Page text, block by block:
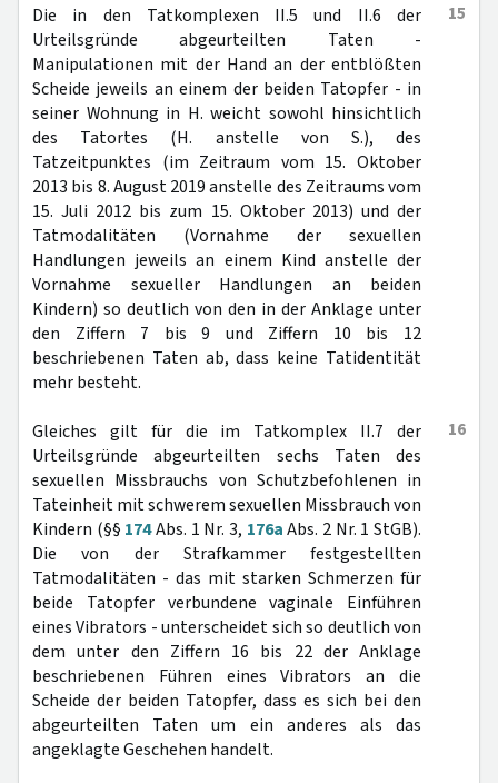
15
Die in den Tatkomplexen II.5 und II.6 der
Urteilsgründe abgeurteilten Taten -
Manipulationen mit der Hand an der entblößten
Scheide jeweils an einem der beiden Tatopfer - in
seiner Wohnung in H. weicht sowohl hinsichtlich
des Tatortes (H. anstelle von S.), des
Tatzeitpunktes (im Zeitraum vom 15. Oktober
2013 bis 8. August 2019 anstelle des Zeitraums vom
15. Juli 2012 bis zum 15. Oktober 2013) und der
Tatmodalitäten (Vornahme der sexuellen
Handlungen jeweils an einem Kind anstelle der
Vornahme sexueller Handlungen an beiden
Kindern) so deutlich von den in der Anklage unter
den Ziffern 7 bis 9 und Ziffern 10 bis 12
beschriebenen Taten ab, dass keine Tatidentität
mehr besteht.
16
Gleiches gilt für die im Tatkomplex II.7 der
Urteilsgründe abgeurteilten sechs Taten des
sexuellen Missbrauchs von Schutzbefohlenen in
Tateinheit mit schwerem sexuellen Missbrauch von
Kindern (§§ 174Abs. 1 Nr. 3, 176aAbs. 2 Nr. 1 StGB).
Die von der Strafkammer festgestellten
Tatmodalitäten - das mit starken Schmerzen für
beide Tatopfer verbundene vaginale Einführen
eines Vibrators - unterscheidet sich so deutlich von
dem unter den Ziffern 16 bis 22 der Anklage
beschriebenen Führen eines Vibrators an die
Scheide der beiden Tatopfer, dass es sich bei den
abgeurteilten Taten um ein anderes als das
angeklagte Geschehen handelt.